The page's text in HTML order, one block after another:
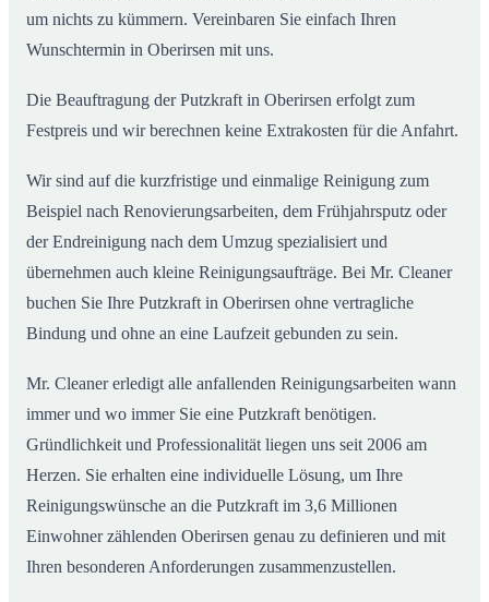
um nichts zu kümmern. Vereinbaren Sie einfach Ihren
Wunschtermin in Oberirsen mit uns.
Die Beauftragung der Putzkraft in Oberirsen erfolgt zum
Festpreis und wir berechnen keine Extrakosten für die Anfahrt.
Wir sind auf die kurzfristige und einmalige Reinigung zum
Beispiel nach Renovierungsarbeiten, dem Frühjahrsputz oder
der Endreinigung nach dem Umzug spezialisiert und
übernehmen auch kleine Reinigungsaufträge. Bei Mr. Cleaner
buchen Sie Ihre Putzkraft in Oberirsen ohne vertragliche
Bindung und ohne an eine Laufzeit gebunden zu sein.
Mr. Cleaner erledigt alle anfallenden Reinigungsarbeiten wann
immer und wo immer Sie eine Putzkraft benötigen.
Gründlichkeit und Professionalität liegen uns seit 2006 am
Herzen. Sie erhalten eine individuelle Lösung, um Ihre
Reinigungswünsche an die Putzkraft im 3,6 Millionen
Einwohner zählenden Oberirsen genau zu definieren und mit
Ihren besonderen Anforderungen zusammenzustellen.